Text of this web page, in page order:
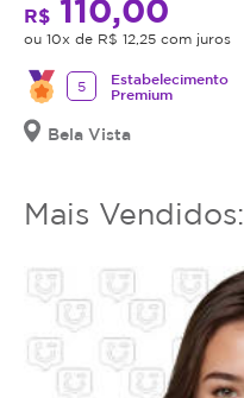
ou
estornar
o
mesmo.
R$ 110,00
ou 10x de R$ 12,25 com juros
5
Estabelecimento
Premium
Bela Vista
Mais Vendidos: